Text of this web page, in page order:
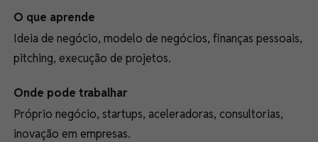
O que aprende
Ideia de negócio, modelo de negócios, finanças pessoais,
pitching, execução de projetos.
Onde pode trabalhar
Próprio negócio, startups, aceleradoras, consultorias,
inovação em empresas.